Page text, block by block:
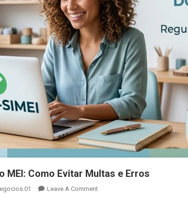
MEI: Como Evitar Multas e Erros
Leave A CommentOn